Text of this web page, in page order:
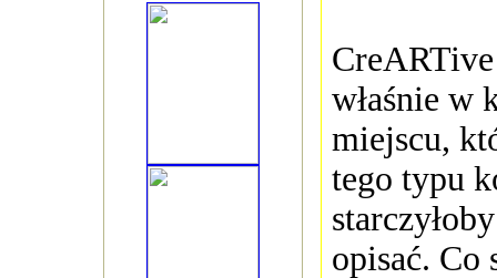
CreARTive
właśnie w
miejscu,
tego typu
opisać. Co